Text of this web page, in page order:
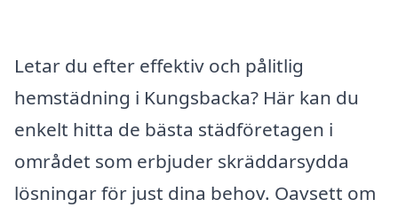
Letar du efter effektiv och pålitlig
hemstädning i Kungsbacka? Här kan du
enkelt hitta de bästa städföretagen i
området som erbjuder skräddarsydda
lösningar för just dina behov. Oavsett om